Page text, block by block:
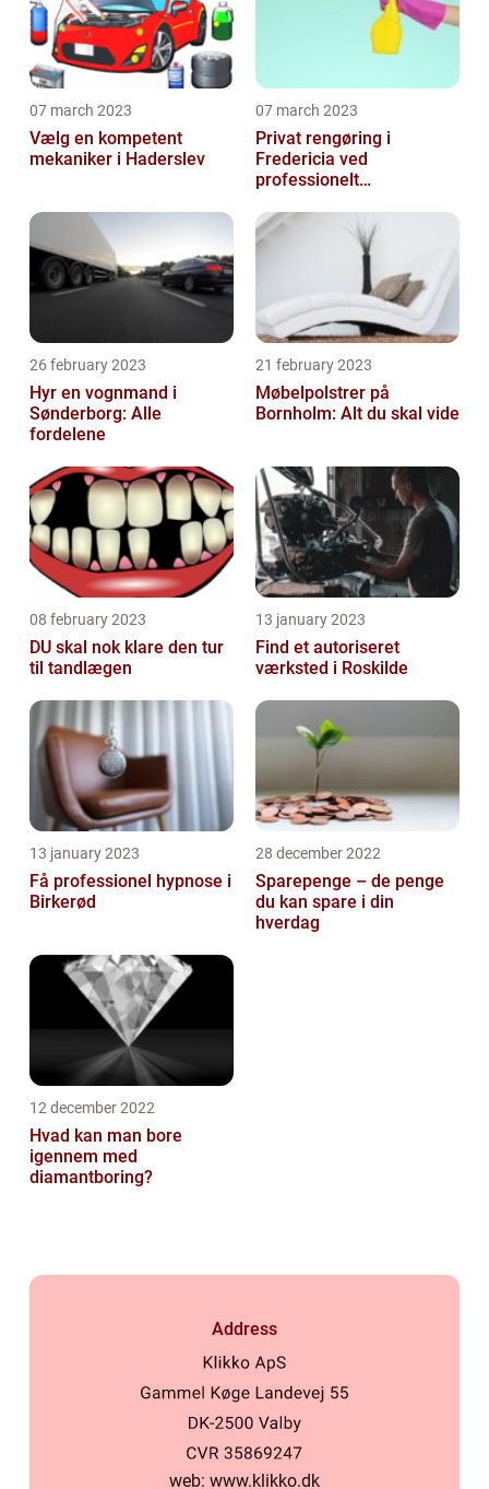
07 march 2023
Vælg en kompetent
mekaniker i Haderslev
07 march 2023
Privat rengøring i
Fredericia ved
professionelt
26 february 2023
Hyr en vognmand i
Sønderborg: Alle
fordelene
21 february 2023
Møbelpolstrer på
Bornholm: Alt du skal vide
08 february 2023
DU skal nok klare den tur
til tandlægen
13 january 2023
Find et autoriseret
værksted i Roskilde
13 january 2023
Få professionel hypnose i
Birkerød
28 december 2022
Sparepenge – de penge
du kan spare i din
hverdag
12 december 2022
Hvad kan man bore
igennem med
diamantboring?
Address
web: www.klikko.dk